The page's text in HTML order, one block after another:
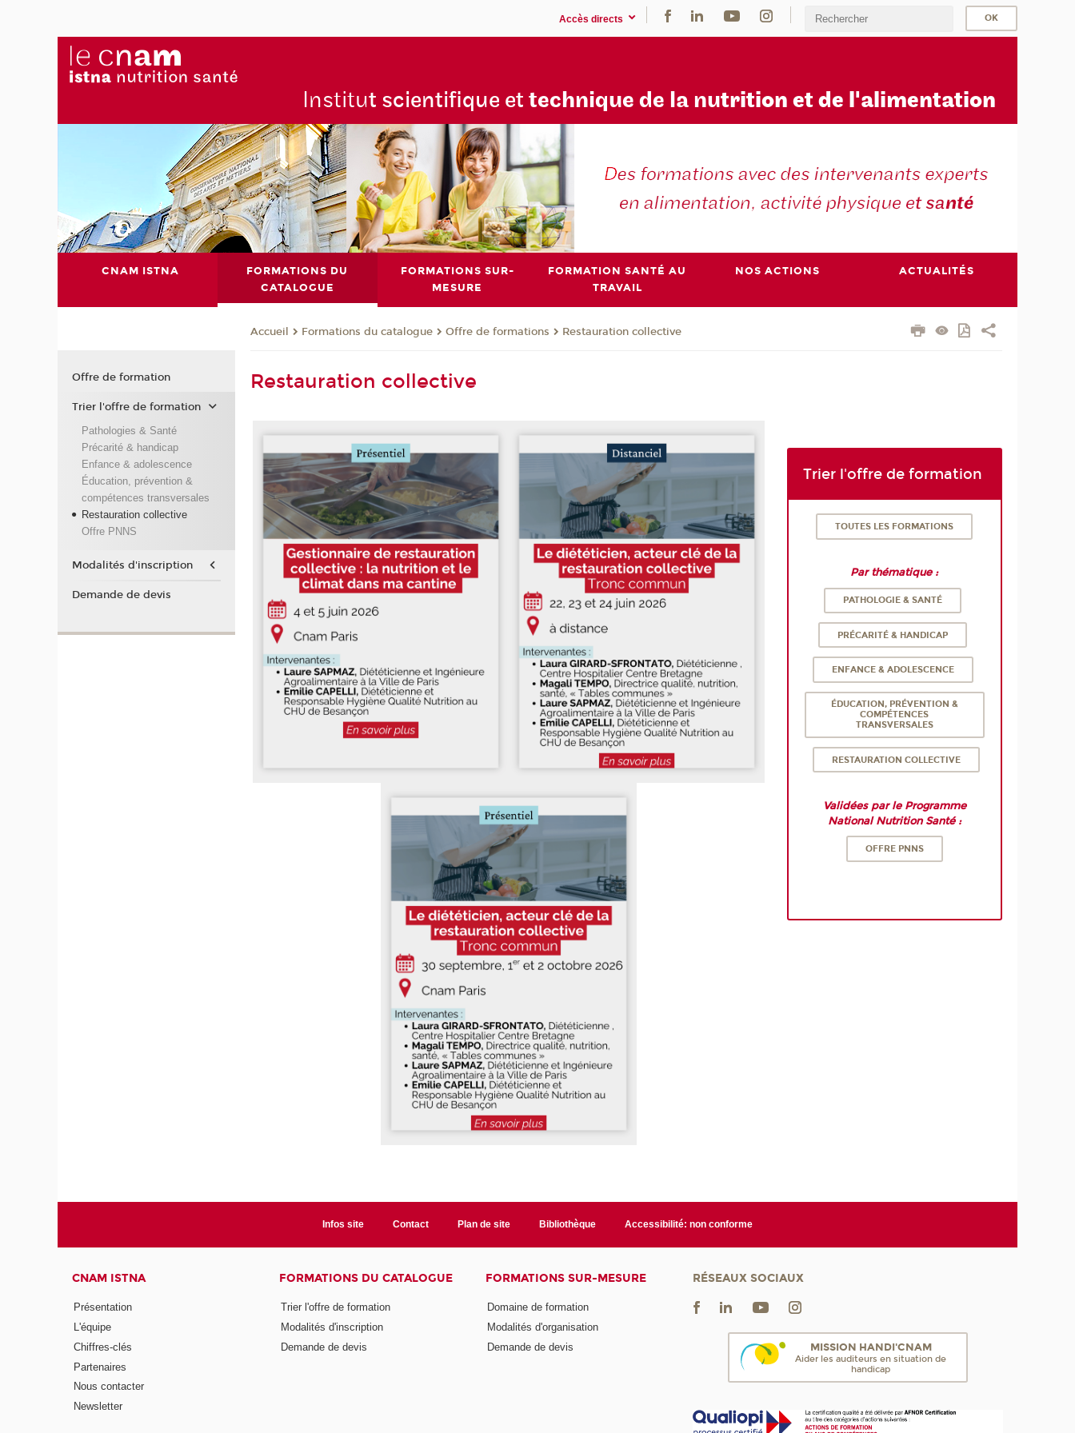
Accès directs
Institut scientifique et technique de la nutrition et de l'alimentation
CNAM ISTNA
FORMATIONS DU
CATALOGUE
FORMATIONS SUR-
MESURE
FORMATION SANTÉ AU
TRAVAIL
NOS ACTIONS ACTUALITÉS
Accueil Formations du catalogue Offre de formations Restauration collective
Restauration collective
Trier l'offre de formation
TOUTES LES FORMATIONS
Par thématique :
PATHOLOGIE & SANTÉ
PRÉCARITÉ & HANDICAP
ENFANCE & ADOLESCENCE
ÉDUCATION, PRÉVENTION &
COMPÉTENCES
TRANSVERSALES
RESTAURATION COLLECTIVE
Validées par le Programme
National Nutrition Santé :
OFFRE PNNS
Offre de formation
Trier l'offre de formation
Pathologies & Santé
Précarité & handicap
Enfance & adolescence
Éducation, prévention &
compétences transversales
Restauration collective
Offre PNNS
Modalités d'inscription
Demande de devis
Infos site Contact Plan de site Bibliothèque Accessibilité: non conforme
CNAM ISTNA
Présentation
L'équipe
Chiffres-clés
Partenaires
Nous contacter
Newsletter
FORMATIONS DU CATALOGUE
Trier l'offre de formation
Modalités d'inscription
Demande de devis
FORMATIONS SUR-MESURE
Domaine de formation
Modalités d'organisation
Demande de devis
RÉSEAUX SOCIAUX
MISSION HANDI'CNAM
Aider les auditeurs en situation de
handicap